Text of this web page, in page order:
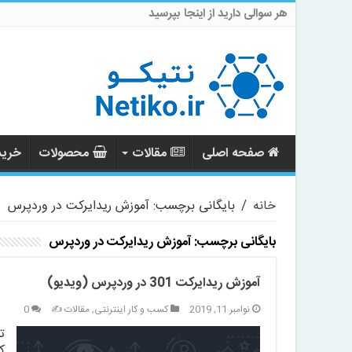
هر سوالی دارید از اینجا بپرسید
صفحه اصلی مقالات محصولات
خانه / بایگانی برچسب: آموزش ریدایرکت در وردپرس
بایگانی برچسب:آموزش ریدایرکت در وردپرس
آموزش ریدایرکت 301 در وردپرس (ویدیو)
نوامبر 11, 2019 کسب و کار اینترنتی,مقالات ✍️ 0